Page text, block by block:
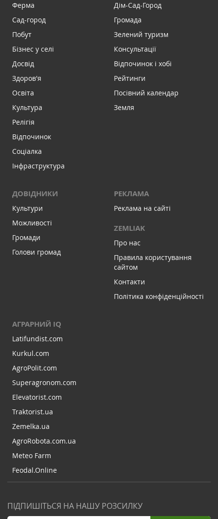
Ферма
Сад-город
Побут
Бізнес у селі
Досвід
Здоров'я
Освіта
Культура
Релігія
Відпочинок
Соціалка
Інфраструктура
Дім-Сад-Город
Громада
Зелений туризм
Консультації
Відпочинок і хобі
Рейтинги
Посівний календар
Земля
ДОВІДНИКИ
Культури
Можливості
Громади
Голови громад
РЕКЛАМА
Реклама на сайті
ZEMLIAK
Про нас
Правила користування
сайтом
Контакти
Політика конфіденційності
АГРАРНИЙ IQ
Latifundist.com
Kurkul.com
AgroPolit.com
Superagronom.com
Elevatorist.com
Traktorist.ua
Zemelka.ua
AgroRobota.com.ua
Meteo Farm
Feodal.Online
ПІДПИШІТЬСЯ НА НАШУ РОЗСИЛКУ